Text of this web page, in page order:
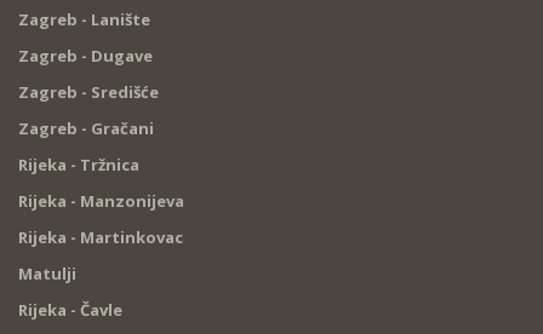
Zagreb - Lanište
Zagreb - Dugave
Zagreb - Središće
Zagreb - Gračani
Rijeka - Tržnica
Rijeka - Manzonijeva
Rijeka - Martinkovac
Matulji
Rijeka - Čavle